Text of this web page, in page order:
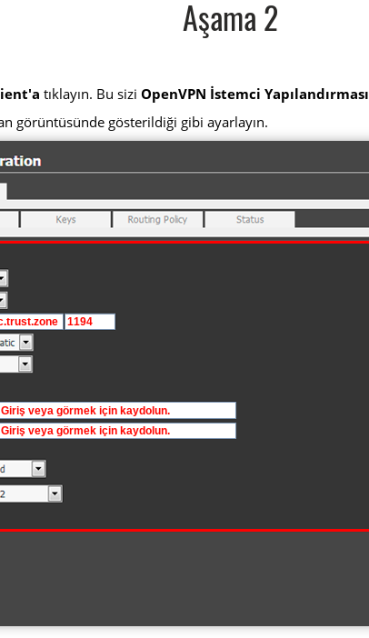
Aşama 2
tıklayın. Bu siziOpenVPN İstemci Yapılandırması
görüntüsünde gösterildiği gibi ayarlayın.